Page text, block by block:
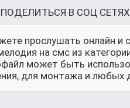
ПОДЕЛИТЬСЯ В СОЦ
прослушать онлайн и
на смс из
может быть
для монтажа и любых